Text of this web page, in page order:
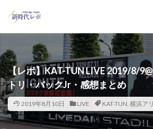
【レポ】KAT-TUN LIVE 2019/8/
トリ・バックJr・感想まとめ
2019年8月10日 LIVE KAT-TUN, 横浜ア